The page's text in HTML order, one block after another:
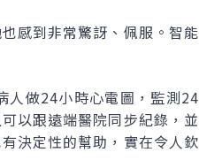
感到非常驚訝、佩服。智能
人做24小時心電圖，監測24
以跟遠端醫院同步紀錄，並
決定性的幫助，實在令人欽